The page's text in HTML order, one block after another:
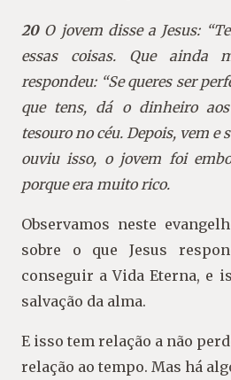
20 O jovem disse a Jesus:
essas coisas. Que ainda
respondeu: “Se queres ser
que tens, dá o dinheiro
tesouro no céu. Depois, vem e
ouviu isso, o jovem foi
porque era muito rico.
Observamos neste
sobre o que Jesus
conseguir a Vida Eterna, e
salvação da alma.
E isso tem relação a não
relação ao tempo. Mas há